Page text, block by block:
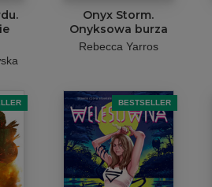
Onyx Storm.
Onyksowa burza
Rebecca Yarros
BESTSELLER